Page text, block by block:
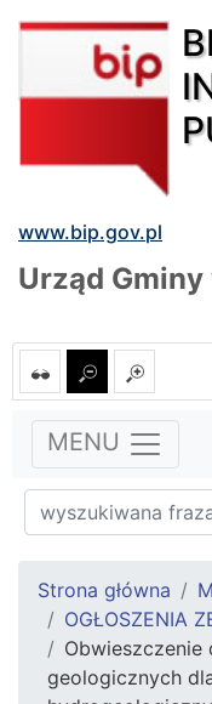
www.bip.gov.pl
Urząd
MENU
Strona główna
OGŁOSZENIA
geologicznych